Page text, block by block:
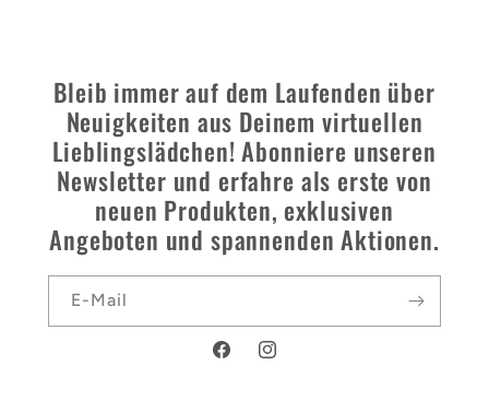
Bleib immer auf dem Laufenden über
Neuigkeiten aus Deinem virtuellen
Lieblingslädchen! Abonniere unseren
Newsletter und erfahre als erste von
neuen Produkten, exklusiven
Angeboten und spannenden Aktionen.
E-Mail
FacebookInstagram